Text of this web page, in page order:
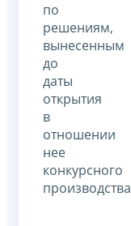
по
решениям,
вынесенным
до
даты
открытия
в
отношении
нее
конкурсного
производства